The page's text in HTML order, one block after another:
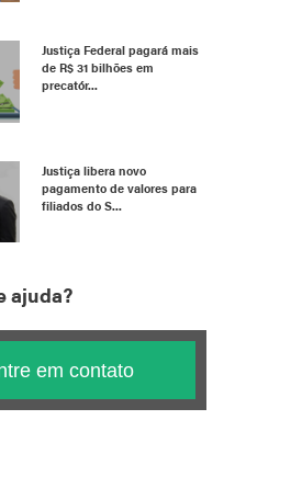
Justiça Federal pagará mais
de R$ 31 bilhões em
precatór...
Justiça libera novo
pagamento de valores para
filiados do S...
ajuda?
em contato